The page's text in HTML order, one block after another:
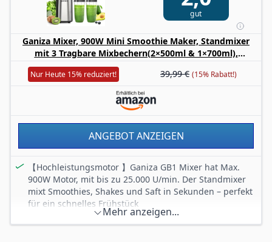
SICHER: Dieser Mixer verfügt über ein 3-Wege-
Schutzsystem bestehend aus einer
Motorkühlung
LEICHT ZU REINIGEN: Alle Teile, wie Behälter, Deckel
und Klingen, können einfach auseinandergenommen
und direkt in die Spülmaschine gegeben werden
gut
Ganiza Mixer, 900W Mini Smoothie Maker, Standmixer
mit 3 Tragbare Mixbechern(2×500ml & 1×700ml),
Vierklingenklinge aus Edelstahl, BPA-Frei, Leicht zu
Reinigen, Blender elektrisch für Shake, Smoothie
Nur Heute 15% reduziert! 39,99 € (15% Rabatt!)
ANGEBOT ANZEIGEN
【Hochleistungsmotor 】Ganiza GB1 Mixer hat Max.
900W Motor, mit bis zu 25.000 U/min. Der Standmixer
mixt Smoothies, Shakes und Saft in Sekunden – perfekt
für ein schnelles Frühstück
【Professionelles Mixen】Lebensmittelechte 4-Blatt-
Mehr anzeigen...